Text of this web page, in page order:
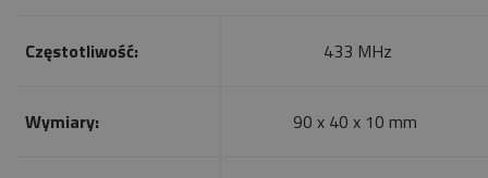
Częstotliwość: 433 MHz
Wymiary: 90 x 40 x 10 mm